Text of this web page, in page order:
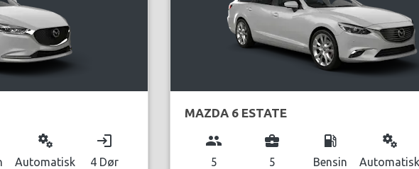
miscellaneous_services
Automatisk
login
4 Dør
MAZDA 6 ESTATE
group
5
business_center
5
local_gas_station
Bensin
miscellaneous_services
Automatisk